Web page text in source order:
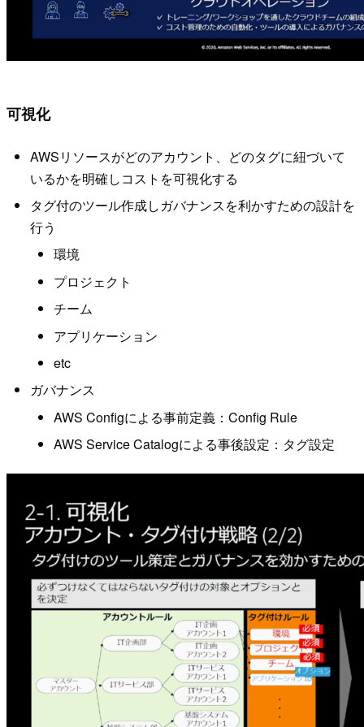
可視化
AWSリソースがどのアカウント、どのタグに紐づいて
いるかを明確しコストを可視化する
タグ付のツール作成しガバナンスを利かすための設計を
行う
環境
プロジェクト
チーム
アプリケーション
etc
ガバナンス
AWS Configによる事前定義：Config Rule
AWS Service Catalogによる事後設定：タグ設定